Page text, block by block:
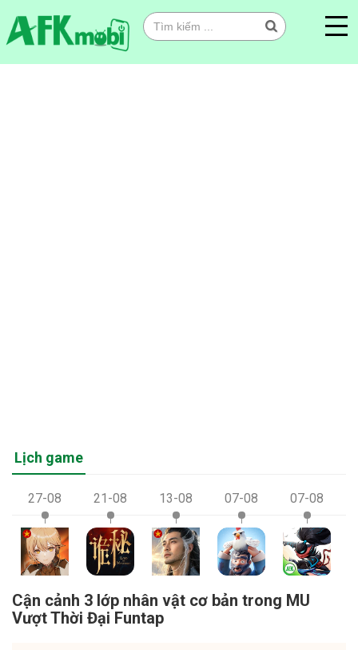
Lịch game
27-08 21-08 13-08 07-08 07-08
Cận cảnh 3 lớp nhân vật cơ bản trong MU
Vượt Thời Đại Funtap